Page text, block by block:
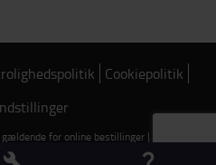
Cookiepolitik
for online bestillinger | Copyright
Danmark | CVR: 62657014